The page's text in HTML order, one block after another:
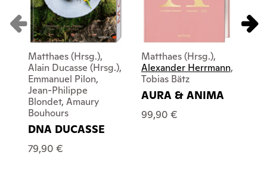
Matthaes (Hrsg.),
Alain Ducasse (Hrsg.),
Emmanuel Pilon,
Jean-Philippe
Blondet, Amaury
Bouhours
DNA DUCASSE
79,90 €
Matthaes (Hrsg.),
Alexander Herrmann,
Tobias Bätz
AURA & ANIMA
99,90 €